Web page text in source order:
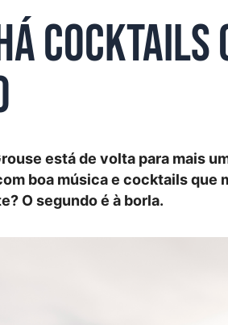
cocktails
está de volta para mais
boa música e cocktails que
O segundo é à borla.